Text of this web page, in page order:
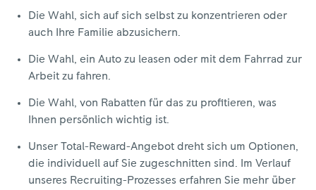
Die Wahl, sich auf sich selbst zu konzentrieren oder
auch Ihre Familie abzusichern.
Die Wahl, ein Auto zu leasen oder mit dem Fahrrad zur
Arbeit zu fahren.
Die Wahl, von Rabatten für das zu profitieren, was
Ihnen persönlich wichtig ist.
Unser Total-Reward-Angebot dreht sich um Optionen,
die individuell auf Sie zugeschnitten sind. Im Verlauf
unseres Recruiting-Prozesses erfahren Sie mehr über